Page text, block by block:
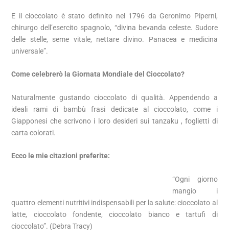
E il cioccolato è stato definito nel 1796 da Geronimo Piperni,
chirurgo dell’esercito spagnolo, “divina bevanda celeste. Sudore
delle stelle, seme vitale, nettare divino. Panacea e medicina
universale”.
Come celebrerò la Giornata Mondiale del Cioccolato?
Naturalmente gustando cioccolato di qualità. Appendendo a
ideali rami di bambù frasi dedicate al cioccolato, come i
Giapponesi che scrivono i loro desideri sui tanzaku , foglietti di
carta colorati.
Ecco le mie citazioni preferite:
“Ogni giorno
mangio i
quattro elementi nutritivi indispensabili per la salute: cioccolato al
latte, cioccolato fondente, cioccolato bianco e tartufi di
cioccolato”. (Debra Tracy)